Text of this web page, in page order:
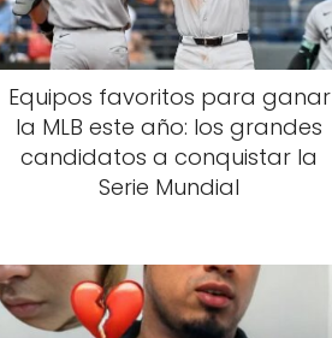
Equipos favoritos para ganar
la MLB este año: los grandes
candidatos a conquistar la
Serie Mundial